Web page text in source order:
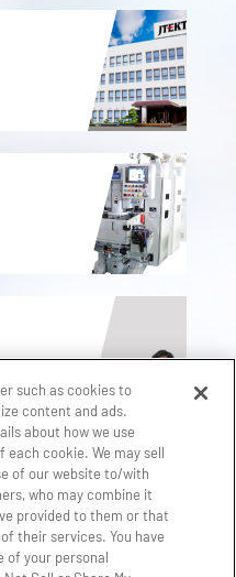
such as cookies to
content and ads.
about how we use
cookie. We may sell
of our website to/with
who may combine it
provided to them or that
their services. You have
of your personal